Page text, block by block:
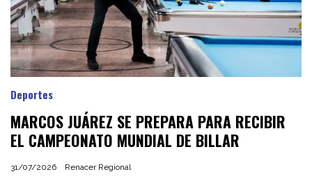
MARCOS JUÁREZ SE PREPARA PARA RECIBIR
EL CAMPEONATO MUNDIAL DE BILLAR
Renacer Regional
Deportes
31/07/2026